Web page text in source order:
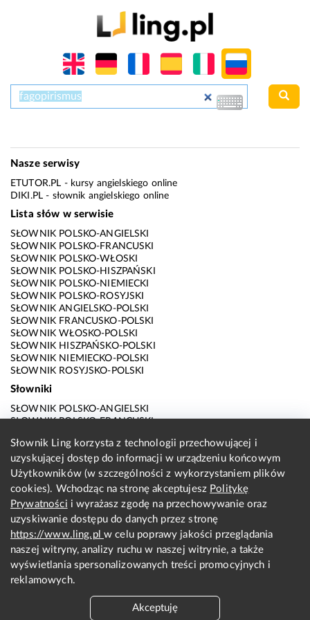
Nasze serwisy
ETUTOR.PL - kursy angielskiego online
DIKI.PL - słownik angielskiego online
Lista słów w serwisie
SŁOWNIK POLSKO-ANGIELSKI
SŁOWNIK POLSKO-FRANCUSKI
SŁOWNIK POLSKO-WŁOSKI
SŁOWNIK POLSKO-HISZPAŃSKI
SŁOWNIK POLSKO-NIEMIECKI
SŁOWNIK POLSKO-ROSYJSKI
SŁOWNIK ANGIELSKO-POLSKI
SŁOWNIK FRANCUSKO-POLSKI
SŁOWNIK WŁOSKO-POLSKI
SŁOWNIK HISZPAŃSKO-POLSKI
SŁOWNIK NIEMIECKO-POLSKI
SŁOWNIK ROSYJSKO-POLSKI
Słowniki
SŁOWNIK POLSKO-ANGIELSKI
SŁOWNIK POLSKO-FRANCUSKI
SŁOWNIK POLSKO-HISZPAŃSKI
SŁOWNIK POLSKO-NIEMIECKI
SŁOWNIK POLSKO-ROSYJSKI
SŁOWNIK ANGIELSKO-POLSKI
SŁOWNIK FRANCUSKO-POLSKI
SŁOWNIK WŁOSKO-POLSKI
SŁOWNIK HISZPAŃSKO-POLSKI
SŁOWNIK NIEMIECKO-POLSKI
SŁOWNIK ROSYJSKO-POLSKI
O nas
KONTAKT Z REDAKCJĄ
Słownik Ling korzysta z technologii przechowującej i
uzyskującej dostęp do informacji w urządzeniu końcowym
Użytkowników (w szczególności z wykorzystaniem plików
cookies). Wchodząc na stronę akceptujesz Politykę
Prywatności i wyrażasz zgodę na przechowywanie oraz
uzyskiwanie dostępu do danych przez stronę
https://www.ling.plw celu poprawy jakości przeglądania
naszej witryny, analizy ruchu w naszej witrynie, a także
wyświetlania spersonalizowanych treści promocyjnych i
reklamowych.
Akceptuję